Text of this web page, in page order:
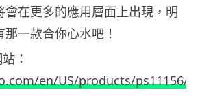
會在更多的應用層面上出現，明
一款合你心水吧！
：
en/US/products/ps11156/